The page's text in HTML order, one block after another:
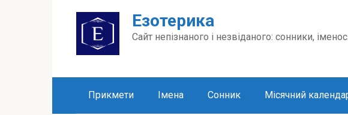
Езотерика
Сайт непізнаного і незвіданого: сонники,
Прикмети Імена Сонник Місячний